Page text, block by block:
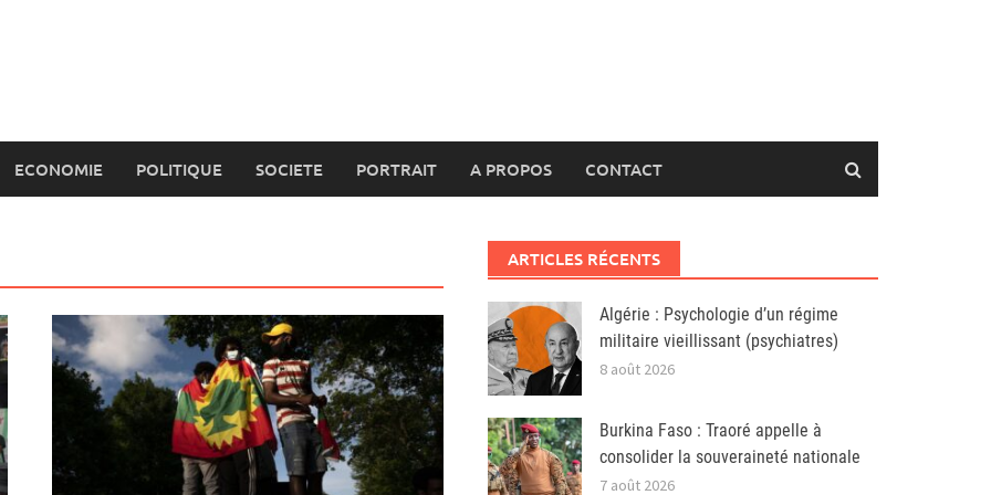
ECONOMIE POLITIQUE SOCIETE PORTRAIT A PROPOS CONTACT
ARTICLES RÉCENTS
Algérie : Psychologie d’un régime
militaire vieillissant (psychiatres)
8 août 2026
Burkina Faso : Traoré appelle à
consolider la souveraineté nationale
7 août 2026